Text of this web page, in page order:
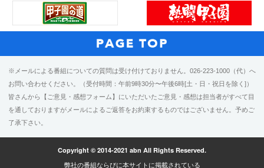
※メールによる番組についての質問は受け付けておりません。026-223-1000（代）へ
お問い合わせください。（受付時間：午前9時30分〜午後6時[土・日・祝日を除く]）
皆さんから【ご意見・感想フォーム】にいただいたご意見・感想は担当者がすべて目
を通しておりますがメールによるご返答をお約束するものではございません。予めご
了承下さい。
Copyright © 2014-2021 abn All Rights Reserved.
弊社の番組ならびに本サイトに掲載されている